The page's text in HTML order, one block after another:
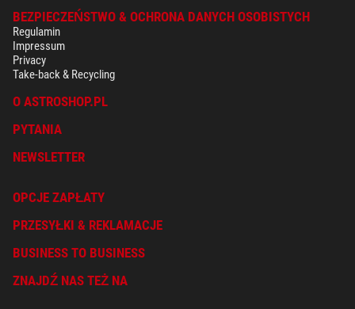
BEZPIECZEŃSTWO & OCHRONA DANYCH OSOBISTYCH
Regulamin
Impressum
Privacy
Take-back & Recycling
O ASTROSHOP.PL
PYTANIA
NEWSLETTER
OPCJE ZAPŁATY
PRZESYŁKI & REKLAMACJE
BUSINESS TO BUSINESS
ZNAJDŹ NAS TEŻ NA